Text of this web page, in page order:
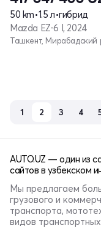
50 km•1.5 л•гибрид
Mazda EZ-6 I, 2024
Ташкент, Мирабадский
1 2 3 4
AUTO.UZ — один из
сайтов в узбекском
Мы предлагаем
грузового и
транспорта,
видов